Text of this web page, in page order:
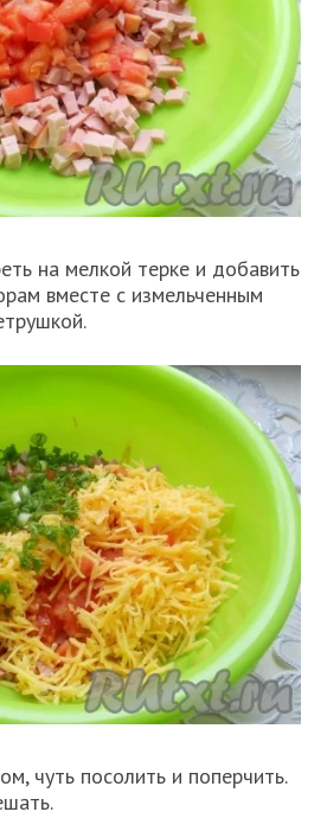
на мелкой терке и добавить
вместе с измельченным
чуть посолить и поперчить.